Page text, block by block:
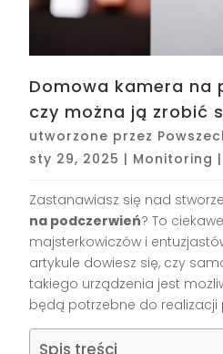
Domowa kamera na
czy można ją zrobić
utworzone przez
sty 29, 2025 | Monitoring |
Zastanawiasz się nad
na podczerwień? To
majsterkowiczów i
artykule dowiesz się, czy
takiego urządzenia jest
będą potrzebne do realizacji